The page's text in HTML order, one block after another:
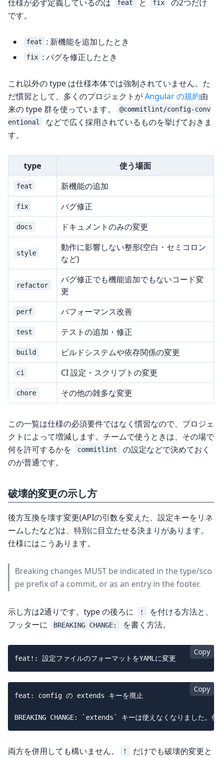
仕様が必ず定義しているのは feat と fix
の2つだけ
です。
feat : 新機能を追加したとき
fix : バグを修正したとき
これ以外の type は仕様本体では強制されていません。た
だ慣習として、多くのプロジェクトがAngular の規約由
来の type 群を使っています。
@commitlint/config-conv
entional
などで広く採用されているものを挙げておきま
す。
type 使う場面
feat 新機能の追加
fix バグ修正
docs ドキュメントのみの変更
style
動作に影響しない整形(空白・セミコロン
など)
refactor
バグ修正でも機能追加でもないコード変
更
perf パフォーマンス改善
test テストの追加・修正
build ビルドシステムや依存関係の変更
ci CI 設定・スクリプトの変更
chore その他の雑多な変更
この一覧は仕様の必須要件ではなく慣習なので、プロジェ
クトによって増減します。チームで使うときは、その場で
何を許可するかを
commitlint
の設定などで決めておく
のが普通です。
破壊的変更の示し方
後方互換を壊す変更(APIの引数を変えた、設定キーをリネ
ームしたなど)は、特別に目立たせる決まりがあります。
仕様にはこうあります。
Breaking changes MUST be indicated in the type/sco
pe prefix of a commit, or as an entry in the footer.
示し方は2通りです。type の後ろに !
を付ける方法と、
フッターに
BREAKING CHANGE: を書く方法。
Copy
Copy
feat: config の extends キーを廃止
両方を併用しても構いません。 !
だけでも破壊的変更と